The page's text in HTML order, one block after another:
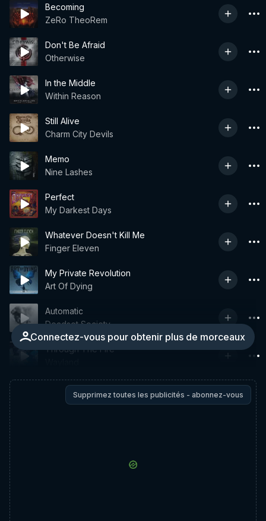
Becoming
ZeRo TheoRem
Don't Be Afraid
Otherwise
In the Middle
Within Reason
Still Alive
Charm City Devils
Memo
Nine Lashes
Perfect
My Darkest Days
Whatever Doesn't Kill Me
Finger Eleven
My Private Revolution
Art Of Dying
Connectez-vous pour obtenir plus de morceaux
Automatic
Deadset Society
Through The Fire
Supprimez toutes les publicités - abonnez-vous